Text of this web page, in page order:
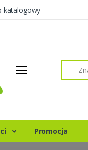
katalogowy
Promocja